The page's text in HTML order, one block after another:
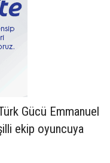
Gücü Emmanuel
ekip oyuncuya